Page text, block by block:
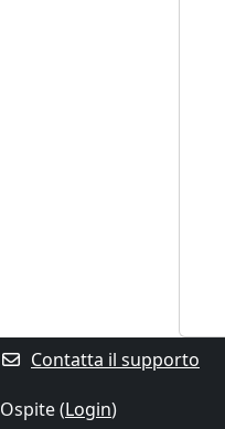
Contatta il supporto
Ospite (Login)